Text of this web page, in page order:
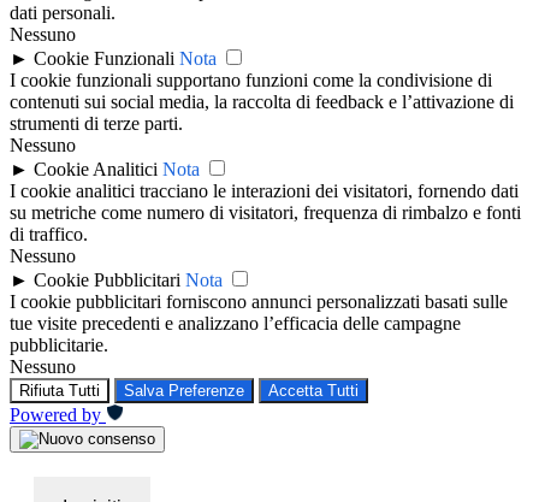
dati personali.
Nessuno
► Cookie Funzionali Nota
I cookie funzionali supportano funzioni come la condivisione di
contenuti sui social media, la raccolta di feedback e l’attivazione di
strumenti di terze parti.
Nessuno
► Cookie Analitici Nota
I cookie analitici tracciano le interazioni dei visitatori, fornendo dati
su metriche come numero di visitatori, frequenza di rimbalzo e fonti
di traffico.
Nessuno
► Cookie Pubblicitari Nota
I cookie pubblicitari forniscono annunci personalizzati basati sulle
tue visite precedenti e analizzano l’efficacia delle campagne
pubblicitarie.
Nessuno
Rifiuta Tutti Salva Preferenze Accetta Tutti
Powered by